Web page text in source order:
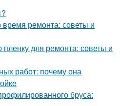
время ремонта: советы и
для ремонта: советы и
работ: почему она
бруса: